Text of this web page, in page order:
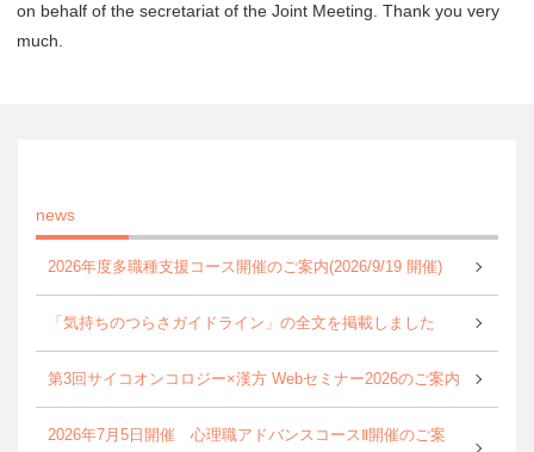
on behalf of the secretariat of the Joint Meeting. Thank you very
much.
news
2026年度多職種支援コース開催のご案内(2026/9/19 開催)
「気持ちのつらさガイドライン」の全文を掲載しました
第3回サイコオンコロジー×漢方 Webセミナー2026のご案内
2026年7月5日開催 心理職アドバンスコースⅡ開催のご案